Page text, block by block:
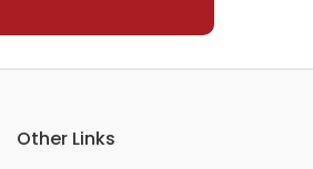
Other Links